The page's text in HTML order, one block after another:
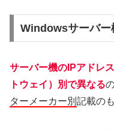
Windowsサーバー
サーバー機のIPアドレ
トウェイ）別で異なる
ターメーカー別 記載の